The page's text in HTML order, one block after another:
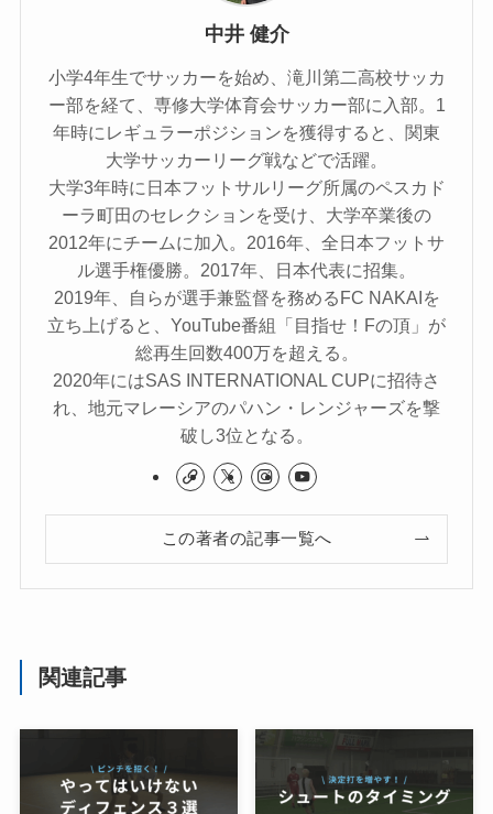
中井 健介
小学4年生でサッカーを始め、滝川第二高校サッカ
ー部を経て、専修大学体育会サッカー部に入部。1
年時にレギュラーポジションを獲得すると、関東
大学サッカーリーグ戦などで活躍。
大学3年時に日本フットサルリーグ所属のペスカド
ーラ町田のセレクションを受け、大学卒業後の
2012年にチームに加入。2016年、全日本フットサ
ル選手権優勝。2017年、日本代表に招集。
2019年、自らが選手兼監督を務めるFC NAKAIを
立ち上げると、YouTube番組「目指せ！Fの頂」が
総再生回数400万を超える。
2020年にはSAS INTERNATIONAL CUPに招待さ
れ、地元マレーシアのパハン・レンジャーズを撃
破し3位となる。
この著者の記事一覧へ
関連記事